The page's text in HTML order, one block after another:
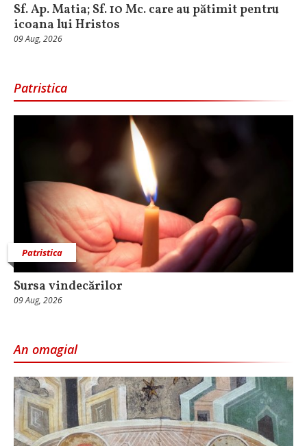
Sf. Ap. Matia; Sf. 10 Mc. care au pătimit pentru
icoana lui Hristos
09 Aug, 2026
Patristica
Patristica
Sursa vindecărilor
09 Aug, 2026
An omagial